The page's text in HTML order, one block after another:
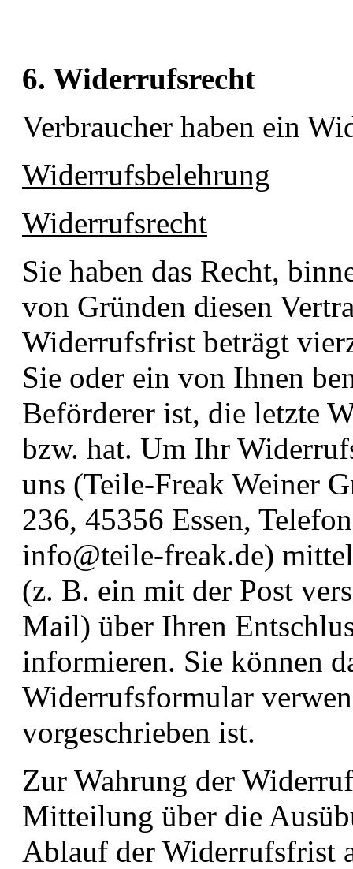
6. Widerrufsrecht
Verbraucher haben ein
Widerrufsbelehrung
Widerrufsrecht
Sie haben das Recht,
von Gründen diesen
Widerrufsfrist beträgt
Sie oder ein von Ihnen
Beförderer ist, die letzte
bzw. hat. Um Ihr
uns (Teile-Freak Weiner
236, 45356 Essen,
info@teile-freak.de)
(z. B. ein mit der Post
Mail) über Ihren
informieren. Sie können
Widerrufsformular
vorgeschrieben ist.
Zur Wahrung der
Mitteilung über die
Ablauf der Widerrufsfrist